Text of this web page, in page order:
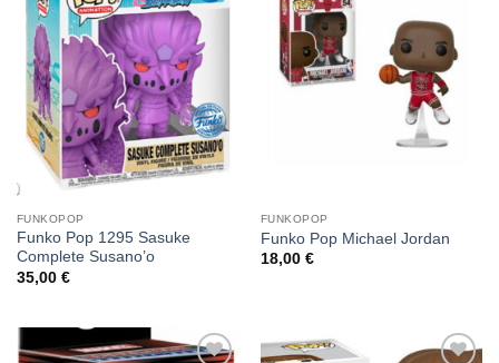
alla lista
dei
desideri
FUNKOPOP
Funko Pop 1295 Sasuke
Complete Susano’o
35,00 €
dei
desideri
FUNKOPOP
Funko Pop Michael Jordan
18,00 €